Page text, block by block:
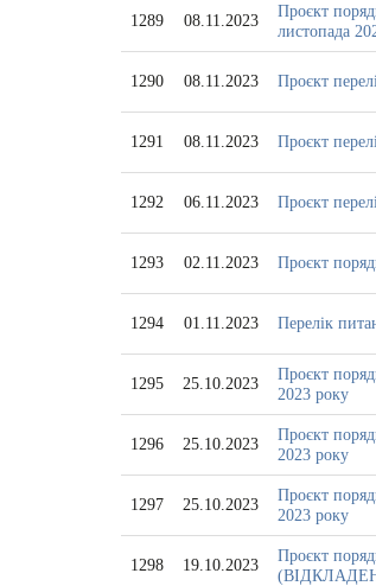
1289 08.11.2023
Проєкт
листопада
1290 08.11.2023 Проєкт
1291 08.11.2023 Проєкт
1292 06.11.2023 Проєкт
1293 02.11.2023 Проєкт
1294 01.11.2023 Перелік
1295 25.10.2023
Проєкт
2023 року
1296 25.10.2023
Проєкт
2023 року
1297 25.10.2023
Проєкт
2023 року
1298 19.10.2023
Проєкт